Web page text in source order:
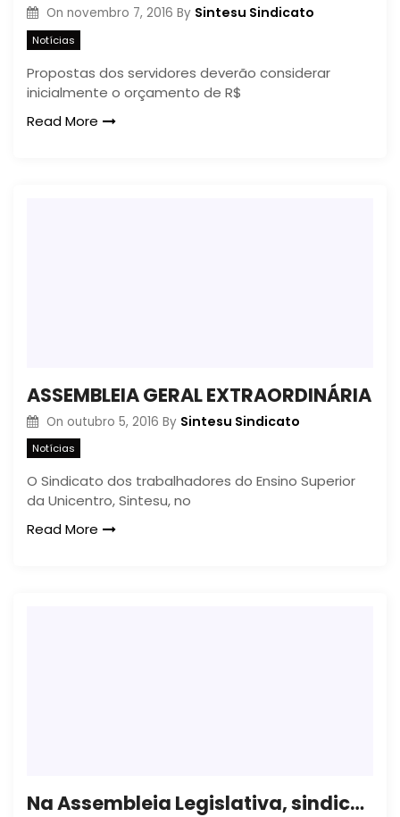
On novembro 7, 2016 By Sintesu Sindicato
Notícias
Propostas dos servidores deverão considerar
inicialmente o orçamento de R$
Read More
ASSEMBLEIA GERAL EXTRAORDINÁRIA
On outubro 5, 2016 By Sintesu Sindicato
Notícias
O Sindicato dos trabalhadores do Ensino Superior
da Unicentro, Sintesu, no
Read More
Na Assembleia Legislativa, sindicatos cobram reposição da inflação para janeiro de 2017